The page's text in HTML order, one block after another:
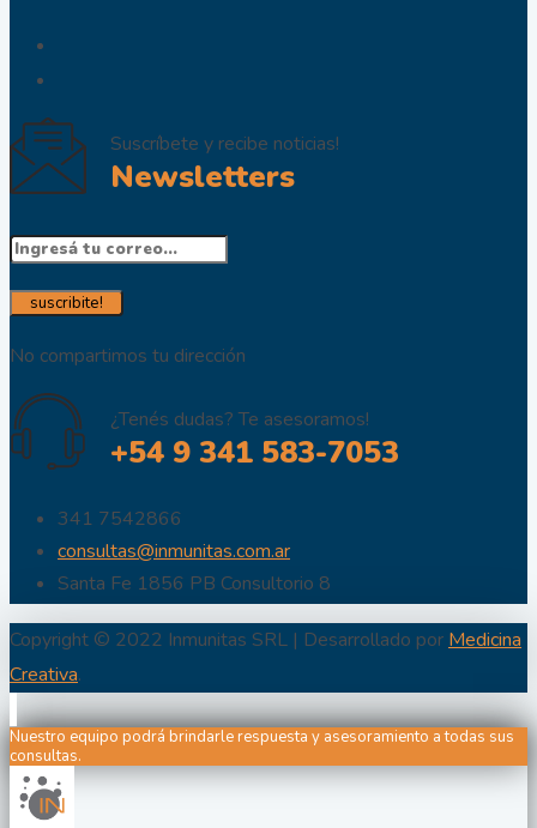
Suscríbete y recibe noticias!
Newsletters
No compartimos tu dirección
¿Tenés dudas? Te asesoramos!
+54 9 341 583-7053
341 7542866
consultas@inmunitas.com.ar
Santa Fe 1856 PB Consultorio 8
Copyright © 2022 Inmunitas SRL | Desarrollado por Medicina
Creativa.
Nuestro equipo podrá brindarle respuesta y asesoramiento a todas sus
consultas.